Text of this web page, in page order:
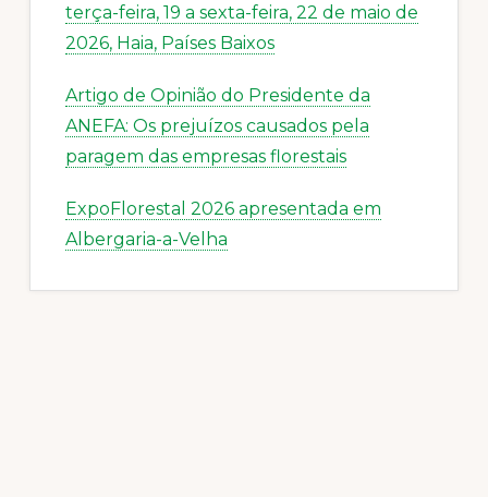
terça-feira, 19 a sexta-feira, 22 de maio de
2026, Haia, Países Baixos
Artigo de Opinião do Presidente da
ANEFA: Os prejuízos causados pela
paragem das empresas florestais
ExpoFlorestal 2026 apresentada em
Albergaria-a-Velha